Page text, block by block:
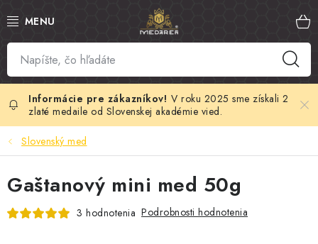
na
SLOVENSKÝ MED
MANUKA MED
VČELÍ PEĽ
MATERSKÁ KAŠIČKA
V roku 2025 sme získali 2
zlaté medaile od Slovenskej akadémie vied.
Slovenský med
Gaštanový mini med 50g
3 hodnotenia Podrobnosti hodnotenia